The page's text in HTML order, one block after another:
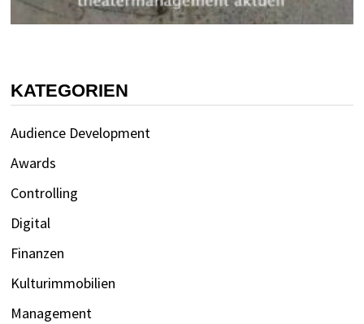
KATEGORIEN
Audience Development
Awards
Controlling
Digital
Finanzen
Kulturimmobilien
Management